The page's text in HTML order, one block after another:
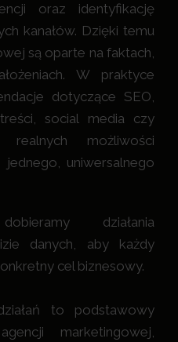
oraz identyfikację
kanałów. Dzięki temu
są oparte na faktach,
W praktyce
dotyczące SEO,
social media czy
możliwości
uniwersalnego
działania
danych, aby każdy
cel biznesowy.
to podstawowy
marketingowej,